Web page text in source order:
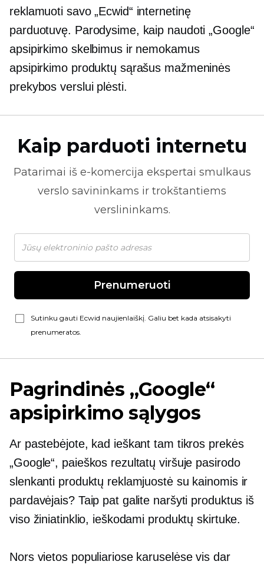
reklamuoti savo „Ecwid“ internetinę
parduotuvę. Parodysime, kaip naudoti „Google“
apsipirkimo skelbimus ir nemokamus
apsipirkimo produktų sąrašus mažmeninės
prekybos verslui plėsti.
Kaip parduoti internetu
Patarimai iš e-komercija ekspertai smulkaus
verslo savininkams ir trokštantiems
verslininkams.
Prenumeruoti
Sutinku gauti Ecwid naujienlaiškį. Galiu bet kada atsisakyti
prenumeratos.
Pagrindinės „Google“
apsipirkimo sąlygos
Ar pastebėjote, kad ieškant tam tikros prekės
„Google“, paieškos rezultatų viršuje pasirodo
slenkanti produktų reklamjuostė su kainomis ir
pardavėjais? Taip pat galite naršyti produktus iš
viso žiniatinklio, ieškodami produktų skirtuke.
Nors vietos populiariose karuselėse vis dar